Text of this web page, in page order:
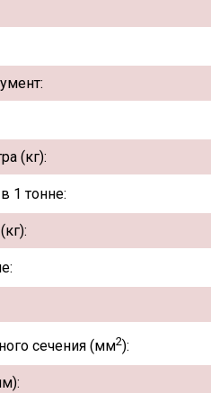
(кг):
1 тонне:
сечения (мм2):